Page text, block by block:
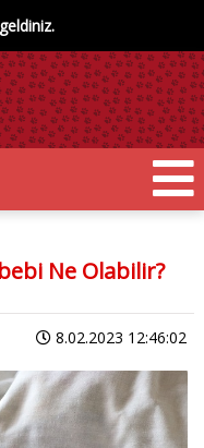
Ne Olabilir?
8.02.2023 12:46:02